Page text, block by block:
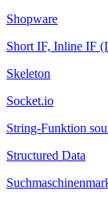
Shopware
Short IF, Inline IF
Skeleton
Socket.io
String-Funktion
Structured Data